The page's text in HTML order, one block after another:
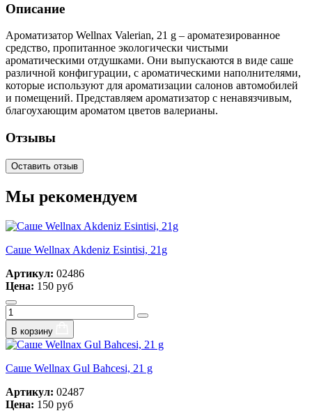
Описание
Ароматизатор Wellnax Valerian, 21 g – ароматезированное
средство, пропитанное экологически чистыми
ароматическими отдушками. Они выпускаются в виде саше
различной конфигурации, с ароматическими наполнителями,
которые используют для ароматизации салонов автомобилей
и помещений. Представляем ароматизатор с ненавязчивым,
благоухающим ароматом цветов валерианы.
Отзывы
Оставить отзыв
Мы рекомендуем
Саше Wellnax Akdeniz Esintisi, 21g
Артикул: 02486
Цена: 150 руб
В корзину
Саше Wellnax Gul Bahcesi, 21 g
Артикул: 02487
Цена: 150 руб